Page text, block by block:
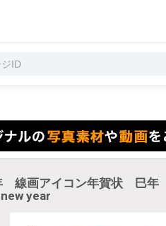
線画アイコン年賀状 巳
year